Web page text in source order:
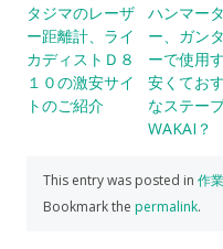
タジマのレーザ
ー距離計、ライ
カディストＤ８
１０の激安サイ
トのご紹介
ハンマー
ー、ガン
ーで使用す
安くてお
なステー
WAKAI？
This entry was posted in 作
Bookmark the permalink.